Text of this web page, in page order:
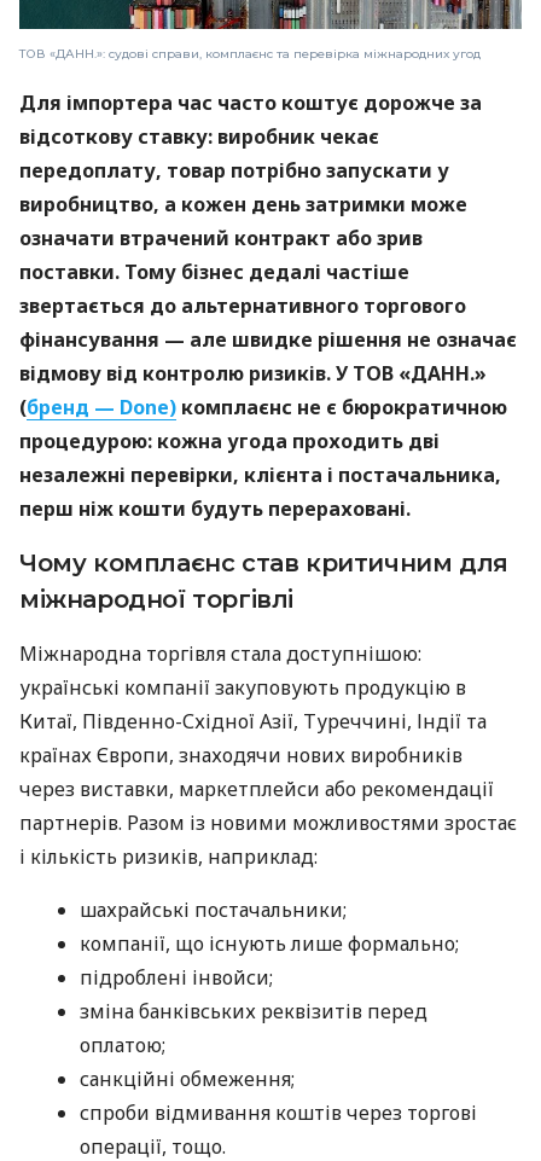
ТОВ «ДАНН.»: судові справи, комплаєнс та перевірка міжнародних угод
Для імпортера час часто коштує дорожче за
відсоткову ставку: виробник чекає
передоплату, товар потрібно запускати у
виробництво, а кожен день затримки може
означати втрачений контракт або зрив
поставки. Тому бізнес дедалі частіше
звертається до альтернативного торгового
фінансування — але швидке рішення не означає
відмову від контролю ризиків. У ТОВ «ДАНН.»
(бренд — Done) комплаєнс не є бюрократичною
процедурою: кожна угода проходить дві
незалежні перевірки, клієнта і постачальника,
перш ніж кошти будуть перераховані.
Чому комплаєнс став критичним для
міжнародної торгівлі
Міжнародна торгівля стала доступнішою:
українські компанії закуповують продукцію в
Китаї, Південно-Східної Азії, Туреччині, Індії та
країнах Європи, знаходячи нових виробників
через виставки, маркетплейси або рекомендації
партнерів. Разом із новими можливостями зростає
і кількість ризиків, наприклад:
шахрайські постачальники;
компанії, що існують лише формально;
підроблені інвойси;
зміна банківських реквізитів перед
оплатою;
санкційні обмеження;
спроби відмивання коштів через торгові
операції, тощо.